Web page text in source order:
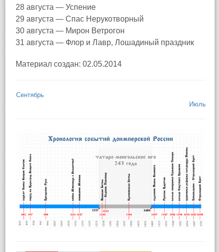
28 августа — Успение
29 августа — Спас Нерукотворный
30 августа — Мирон Ветрогон
31 августа — Флор и Лавр, Лошадиный праздник
Материал создан: 02.05.2014
Сентябрь
Июль